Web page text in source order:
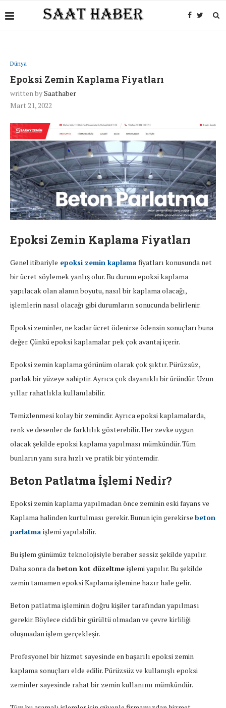
Dünya
Epoksi Zemin Kaplama Fiyatları
written bySaathaber
Mart 21, 2022
Epoksi Zemin Kaplama Fiyatları
Genel itibariyle epoksi zemin kaplama fiyatları konusunda net
bir ücret söylemek yanlış olur. Bu durum epoksi kaplama
yapılacak olan alanın boyutu, nasıl bir kaplama olacağı,
işlemlerin nasıl olacağı gibi durumların sonucunda belirlenir.
Epoksi zeminler, ne kadar ücret ödenirse ödensin sonuçları buna
değer. Çünkü epoksi kaplamalar pek çok avantaj içerir.
Epoksi zemin kaplama görünüm olarak çok şıktır. Pürüzsüz,
parlak bir yüzeye sahiptir. Ayrıca çok dayanıklı bir üründür. Uzun
yıllar rahatlıkla kullanılabilir.
Temizlenmesi kolay bir zemindir. Ayrıca epoksi kaplamalarda,
renk ve desenler de farklılık gösterebilir. Her zevke uygun
olacak şekilde epoksi kaplama yapılması mümkündür. Tüm
bunların yanı sıra hızlı ve pratik bir yöntemdir.
Beton Patlatma İşlemi Nedir?
Epoksi zemin kaplama yapılmadan önce zeminin eski fayans ve
Kaplama halinden kurtulması gerekir. Bunun için gerekirse beton
parlatma işlemi yapılabilir.
Bu işlem günümüz teknolojisiyle beraber sessiz şekilde yapılır.
Daha sonra da beton kot düzeltme işlemi yapılır. Bu şekilde
zemin tamamen epoksi Kaplama işlemine hazır hale gelir.
Beton patlatma işleminin doğru kişiler tarafından yapılması
gerekir. Böylece ciddi bir gürültü olmadan ve çevre kirliliği
oluşmadan işlem gerçekleşir.
Profesyonel bir hizmet sayesinde en başarılı epoksi zemin
kaplama sonuçları elde edilir. Pürüzsüz ve kullanışlı epoksi
zeminler sayesinde rahat bir zemin kullanımı mümkündür.